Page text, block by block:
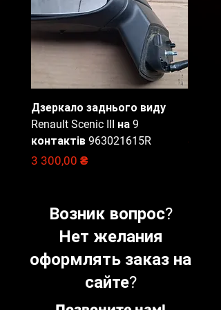
Дзеркало заднього виду
Renault Scenic III на 9
контактів 963021615R
Цена
3 300,00 ₴
Цена
2
Возник вопрос?
Нет желания
оформлять заказ на
сайте?